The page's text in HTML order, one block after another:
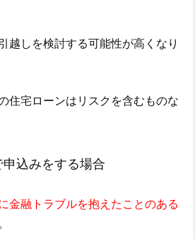
越しを検討する可能性が高くなり
住宅ローンはリスクを含むものな
込みをする場合
金融トラブルを抱えたことのある